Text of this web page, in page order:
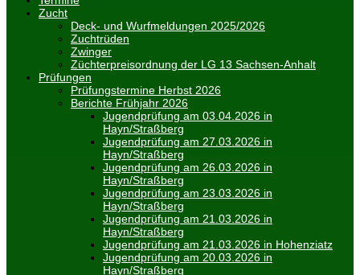
Zucht
Deck- und Wurfmeldungen 2025/2026
Zuchtrüden
Zwinger
Züchterpreisordnung der LG 13 Sachsen-Anhalt
Prüfungen
Prüfungstermine Herbst 2026
Berichte Frühjahr 2026
Jugendprüfung am 03.04.2026 in
Hayn/Straßberg
Jugendprüfung am 27.03.2026 in
Hayn/Straßberg
Jugendprüfung am 26.03.2026 in
Hayn/Straßberg
Jugendprüfung am 23.03.2026 in
Hayn/Straßberg
Jugendprüfung am 21.03.2026 in
Hayn/Straßberg
Jugendprüfung am 21.03.2026 in Hohenziatz
Jugendprüfung am 20.03.2026 in
Hayn/Straßberg